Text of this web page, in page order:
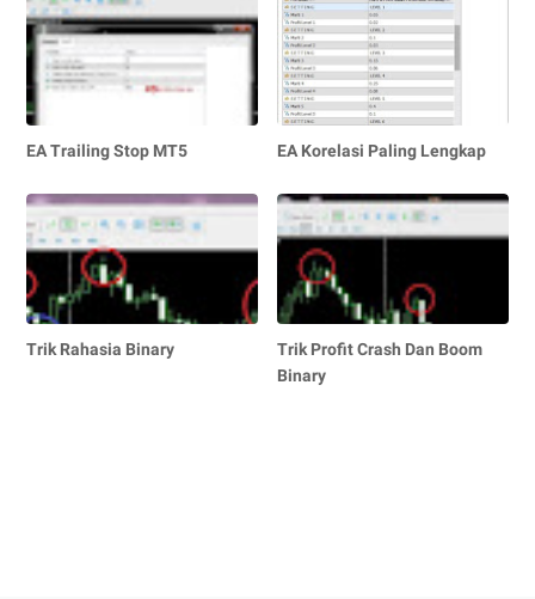
EA Trailing Stop MT5 EA Korelasi Paling Lengkap
Trik Rahasia Binary
Trik Profit Crash Dan Boom
Binary